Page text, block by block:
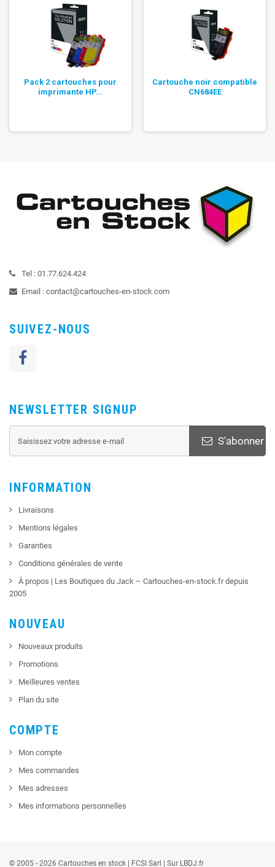
Pack 2 cartouches pour
imprimante HP...
Cartouche noir compatible
CN684EE
Tel : 01.77.624.424
Email : contact@cartouches-en-stock.com
SUIVEZ-NOUS
NEWSLETTER SIGNUP
S'abonner
INFORMATION
Livraisons
Mentions légales
Garanties
Conditions générales de vente
À propos | Les Boutiques du Jack – Cartouches-en-stock.fr depuis
2005
NOUVEAU
Nouveaux produits
Promotions
Meilleures ventes
Plan du site
COMPTE
Mon compte
Mes commandes
Mes adresses
Mes informations personnelles
© 2005 - 2026 Cartouches en stock | FCSI Sarl | Sur LBDJ.fr